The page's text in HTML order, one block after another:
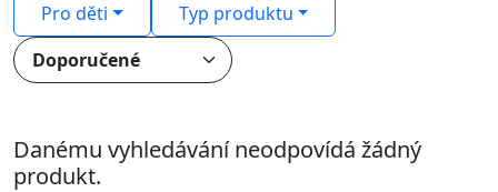
Pro děti Typ produktu
Danému vyhledávání neodpovídá žádný
produkt.